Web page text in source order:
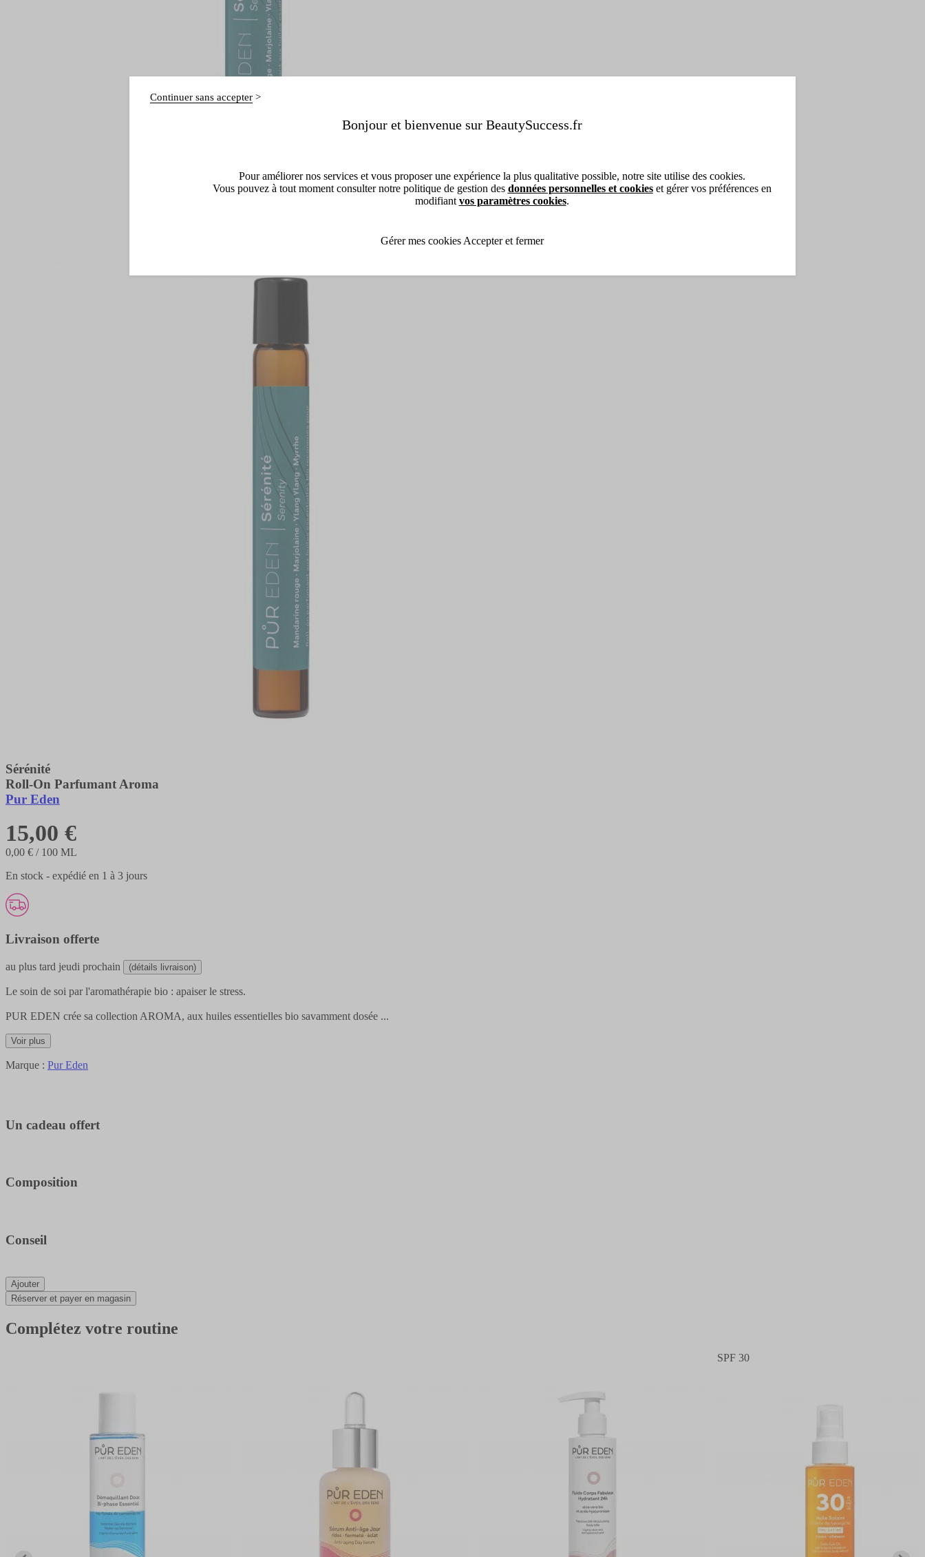
Sérénité
Roll-On Parfumant Aroma
Pur Eden
15,00 €
0,00 € / 100 ML
En stock - expédié en 1 à 3 jours
Livraison offerte
au plus tard jeudi prochain (détails livraison)
Le soin de soi par l'aromathérapie bio : apaiser le stress.
PUR EDEN crée sa collection AROMA, aux huiles essentielles bio savamment dosée ...
Voir plus
Marque : Pur Eden
Un cadeau offert
Composition
Conseil
Ajouter
Réserver et payer en magasin
Complétez votre routine
SPF 30
Bonjour et bienvenue sur BeautySuccess.fr
Continuer sans accepter
Pour améliorer nos services et vous proposer une expérience la plus qualitative possible, notre site utilise des cookies.
Vous pouvez à tout moment consulter notre politique de gestion des données personnelles et cookieset gérer vos préférences en
modifiant vos paramètres cookies.
Gérer mes cookies Accepter et fermer